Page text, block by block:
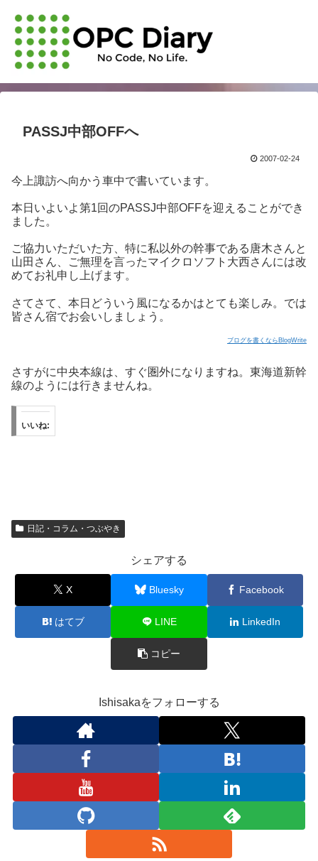
PASSJ中部OFFへ
2007-02-24
今上諏訪へ向かう車中で書いています。
本日いよいよ第1回のPASSJ中部OFFを迎えることができ
ました。
ご協力いただいた方、特に私以外の幹事である唐木さんと
山田さん、ご無理を言ったマイクロソフト大西さんには改
めてお礼申し上げます。
さてさて、本日どういう風になるかはとても楽しみ。では
皆さん宿でお会いしましょう。
ブログを書くならBlogWrite
さすがに中央本線は、すぐ圏外になりますね。東海道新幹
線のようには行きませんね。
いいね:
日記・コラム・つぶやき
シェアする
X Bluesky Facebook
はてブ LINE LinkedIn
コピー
Ishisakaをフォローする